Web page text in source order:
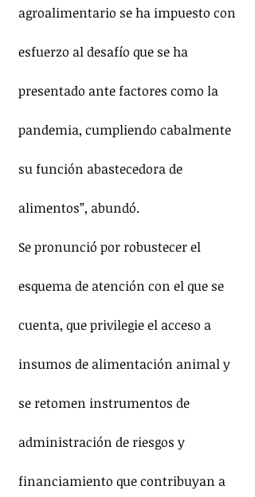
agroalimentario se ha impuesto con
esfuerzo al desafío que se ha
presentado ante factores como la
pandemia, cumpliendo cabalmente
su función abastecedora de
alimentos”, abundó.
Se pronunció por robustecer el
esquema de atención con el que se
cuenta, que privilegie el acceso a
insumos de alimentación animal y
se retomen instrumentos de
administración de riesgos y
financiamiento que contribuyan a